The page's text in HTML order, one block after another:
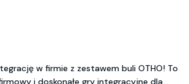
w firmie z zestawem buli OTHO! To
i doskonałe gry integracyjne dla